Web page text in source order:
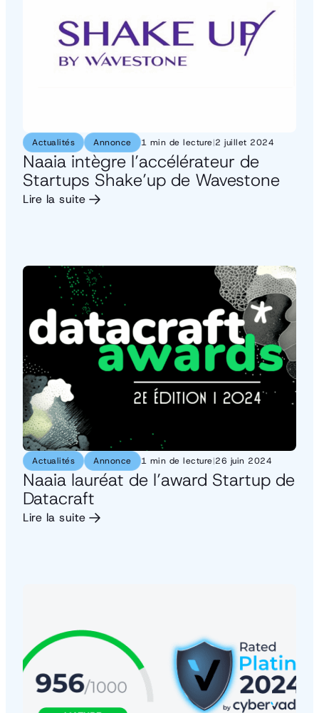
Actualités Annonce 1 min de lecture|2 juillet 2024
Naaia intègre l’accélérateur de
Startups Shake’up de Wavestone
Lire la suite
Actualités Annonce 1 min de lecture|26 juin 2024
Naaia lauréat de l’award Startup de
Datacraft
Lire la suite